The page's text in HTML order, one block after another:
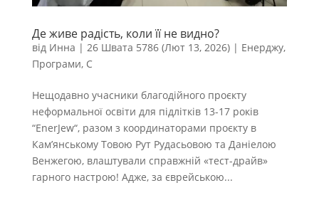
Де живе радість, коли її не видно?
від Инна | 26 Швата 5786 (Лют 13, 2026)| Енерджу,
Програми, С
Нещодавно учасники благодійного проєкту
неформальної освіти для підлітків 13-17 років
“EnerJew“, разом з координаторами проєкту в
Кам’янському Товою Рут Рудасьовою та Даніелою
Венжегою, влаштували справжній «тест-драйв»
гарного настрою! Адже, за єврейською...